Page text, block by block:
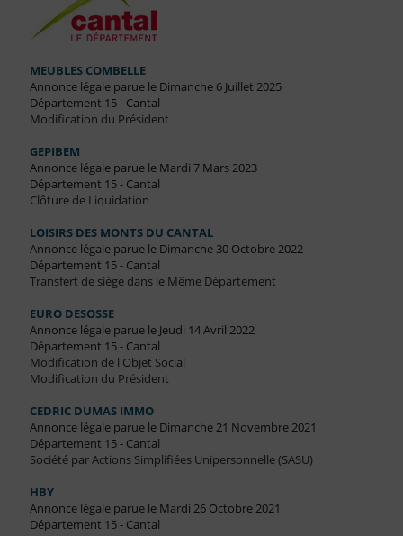
MEUBLES COMBELLE
Annonce légale parue le Dimanche 6 Juillet 2025
Département 15 - Cantal
Modification du Président
GEPIBEM
Annonce légale parue le Mardi 7 Mars 2023
Département 15 - Cantal
Clôture de Liquidation
LOISIRS DES MONTS DU CANTAL
Annonce légale parue le Dimanche 30 Octobre 2022
Département 15 - Cantal
Transfert de siège dans le Même Département
EURO DESOSSE
Annonce légale parue le Jeudi 14 Avril 2022
Département 15 - Cantal
Modification de l'Objet Social
Modification du Président
CEDRIC DUMAS IMMO
Annonce légale parue le Dimanche 21 Novembre 2021
Département 15 - Cantal
Société par Actions Simplifiées Unipersonnelle (SASU)
HBY
Annonce légale parue le Mardi 26 Octobre 2021
Département 15 - Cantal